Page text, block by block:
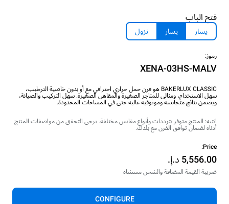
فتح الباب
يسار يسار نزول
رموز:
XENA-03HS-MALV
BAKERLUX CLASSIC هو فرن حمل حراري احترافي مع أو بدون خاصية الترطيب،
سهل الاستخدام، ومثالي للمتاجر الصغيرة والمقاهي الصغيرة. سهل التركيب والصيانة،
ويضمن نتائج متجانسة وموثوقية عالية حتى في المساحات المحدودة.
انتبه: المنتج متوفر بترددات وأنواع مقابس مختلفة. يرجى التحقق من مواصفات المنتج
أدناه لضمان توافق الفرن مع بلدك.
Price:
ضريبة القيمة المضافة والشحن مستثناة
CONFIGURE